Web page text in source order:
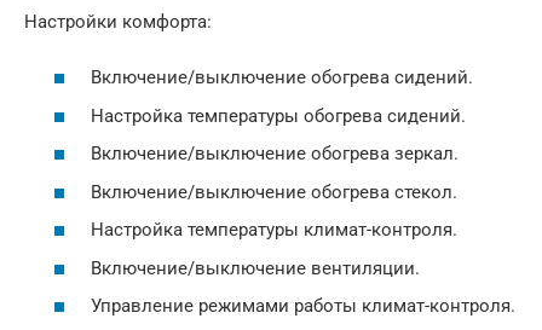
Настройки комфорта:
Включение/выключение обогрева сидений.
Настройка температуры обогрева сидений.
Включение/выключение обогрева зеркал.
Включение/выключение обогрева стекол.
Настройка температуры климат-контроля.
Включение/выключение вентиляции.
Управление режимами работы климат-контроля.